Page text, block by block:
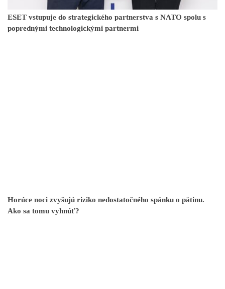
ESET vstupuje do strategického partnerstva s NATO spolu s
poprednými technologickými partnermi
Horúce noci zvyšujú riziko nedostatočného spánku o pätinu.
Ako sa tomu vyhnúť?